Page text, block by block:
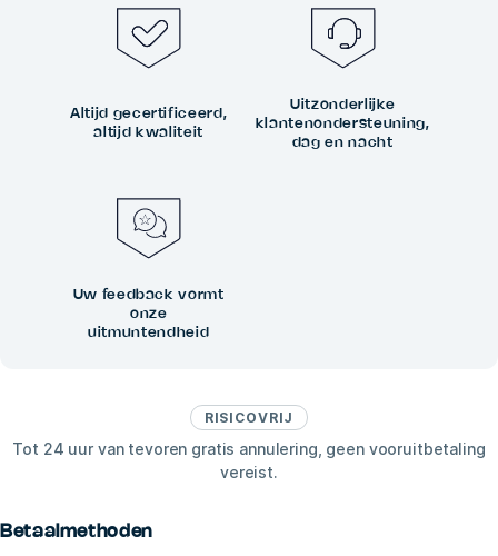
RISICOVRIJ
Tot 24 uur van tevoren gratis annulering, geen vooruitbetaling
vereist.
Betaalmethoden
Altijd gecertificeerd,
altijd kwaliteit
Uitzonderlijke
klantenondersteuning,
dag en nacht
Uw feedback vormt
onze
uitmuntendheid